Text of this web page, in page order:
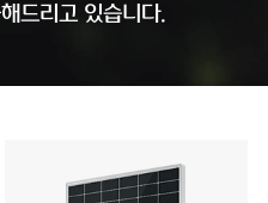
드리고 있습니다.